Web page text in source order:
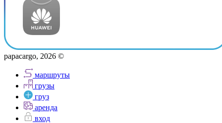
papacargo, 2026 ©
маршруты
грузы
груз
аренда
вход